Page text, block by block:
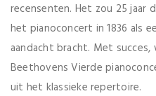
recensenten. Het zou 25 jaar
het pianoconcert in 1836 als
aandacht bracht. Met
Beethovens Vierde
uit het klassieke repertoire.